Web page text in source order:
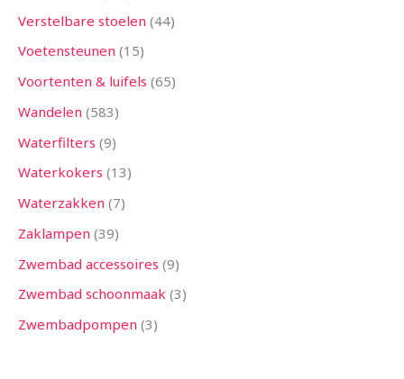
Verstelbare stoelen 44
Voetensteunen 15
Voortenten & luifels 65
Wandelen 583
Waterfilters 9
Waterkokers 13
Waterzakken 7
Zaklampen 39
Zwembad accessoires 9
Zwembad schoonmaak 3
Zwembadpompen 3